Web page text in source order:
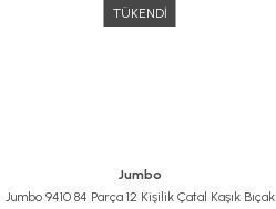
TÜKENDİ
Jumbo
Jumbo 9410 84 Parça 12 Kişilik Çatal Kaşık Bıçak